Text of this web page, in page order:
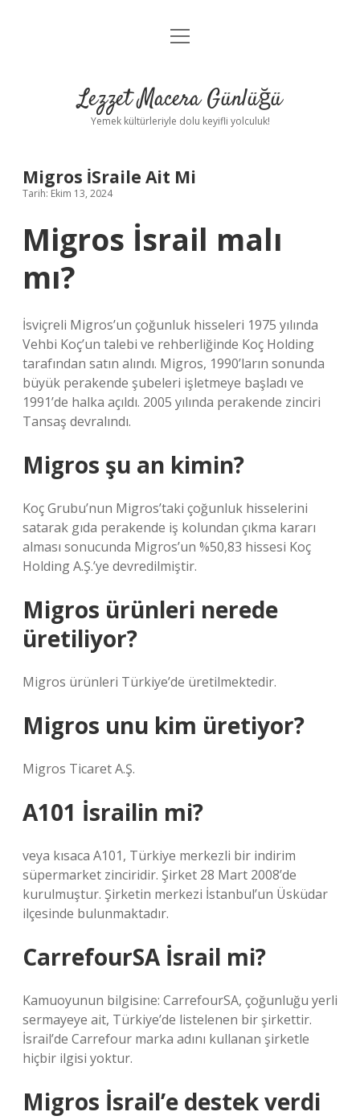
Anasayfa
Yasal Uyarı
menüyü
Lezzet Macera Günlüğü
Yemek kültürleriyle dolu keyifli yolculuk!
Migros İSraile Ait Mi
Tarih: Ekim 13, 2024
Migros İsrail malı
mı?
İsviçreli Migros’un çoğunluk hisseleri 1975 yılında
Vehbi Koç’un talebi ve rehberliğinde Koç Holding
tarafından satın alındı. Migros, 1990’ların sonunda
büyük perakende şubeleri işletmeye başladı ve
1991’de halka açıldı. 2005 yılında perakende zinciri
Tansaş devralındı.
Migros şu an kimin?
Koç Grubu’nun Migros’taki çoğunluk hisselerini
satarak gıda perakende iş kolundan çıkma kararı
alması sonucunda Migros’un %50,83 hissesi Koç
Holding A.Ş.’ye devredilmiştir.
Migros ürünleri nerede
üretiliyor?
Migros ürünleri Türkiye’de üretilmektedir.
Migros unu kim üretiyor?
Migros Ticaret A.Ş.
A101 İsrailin mi?
veya kısaca A101, Türkiye merkezli bir indirim
süpermarket zinciridir. Şirket 28 Mart 2008’de
kurulmuştur. Şirketin merkezi İstanbul’un Üsküdar
ilçesinde bulunmaktadır.
CarrefourSA İsrail mi?
Kamuoyunun bilgisine: CarrefourSA, çoğunluğu yerli
sermayeye ait, Türkiye’de listelenen bir şirkettir.
İsrail’de Carrefour marka adını kullanan şirketle
hiçbir ilgisi yoktur.
Migros İsrail’e destek verdi